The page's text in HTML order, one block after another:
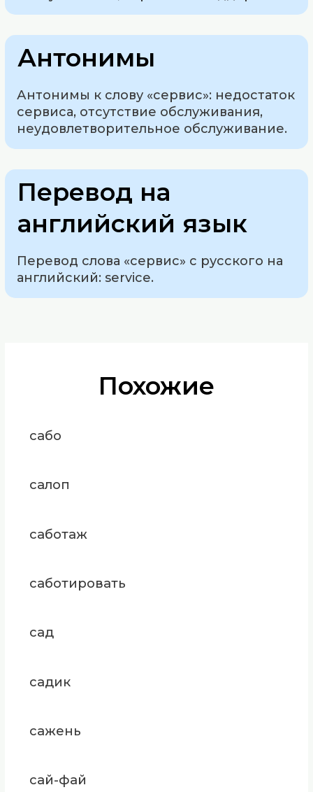
Антонимы
Антонимы к слову «сервис»: недостаток
сервиса, отсутствие обслуживания,
неудовлетворительное обслуживание.
Перевод на
английский язык
Перевод слова «сервис» с русского на
английский: service.
Похожие
сабо
салоп
саботаж
саботировать
сад
садик
сажень
сай-фай